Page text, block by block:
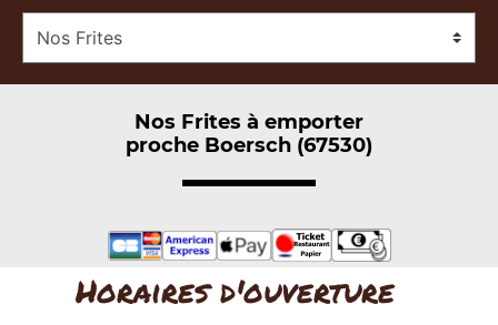
Nos Frites à emporter
proche Boersch (67530)
Horaires d'ouverture